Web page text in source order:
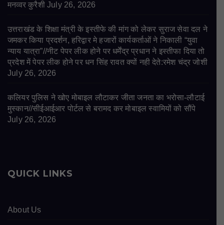
मनव्वर कुरैशी July 26, 2026
उत्तराखंड के शिक्षा मंत्री के इस्तीफे की मांग को लेकर सुराज सेवा दल ने
जमकर किया प्रदर्शन, हरिद्वार मे हजारों कार्यकर्ताओं ने निकाली “युवा
न्याय यात्रा”//नीट पेपर लीक होने पर धर्मेंद्र प्रधान ने इस्तीफा दिया तो
प्रदेश में पेपर लीक होने पर धन सिंह रावत क्यों नही देते:रमेश चंद्र जोशी
July 26, 2026
कलियर पुलिस ने खोए मोबाइल लौटाकर जीता जनता का भरोसा-लौटाई
मुस्कान//सीईआईआर पोर्टल से बरामद कर मोबाइल स्वामियों को सौंपे
July 26, 2026
QUICK LINKS
About Us